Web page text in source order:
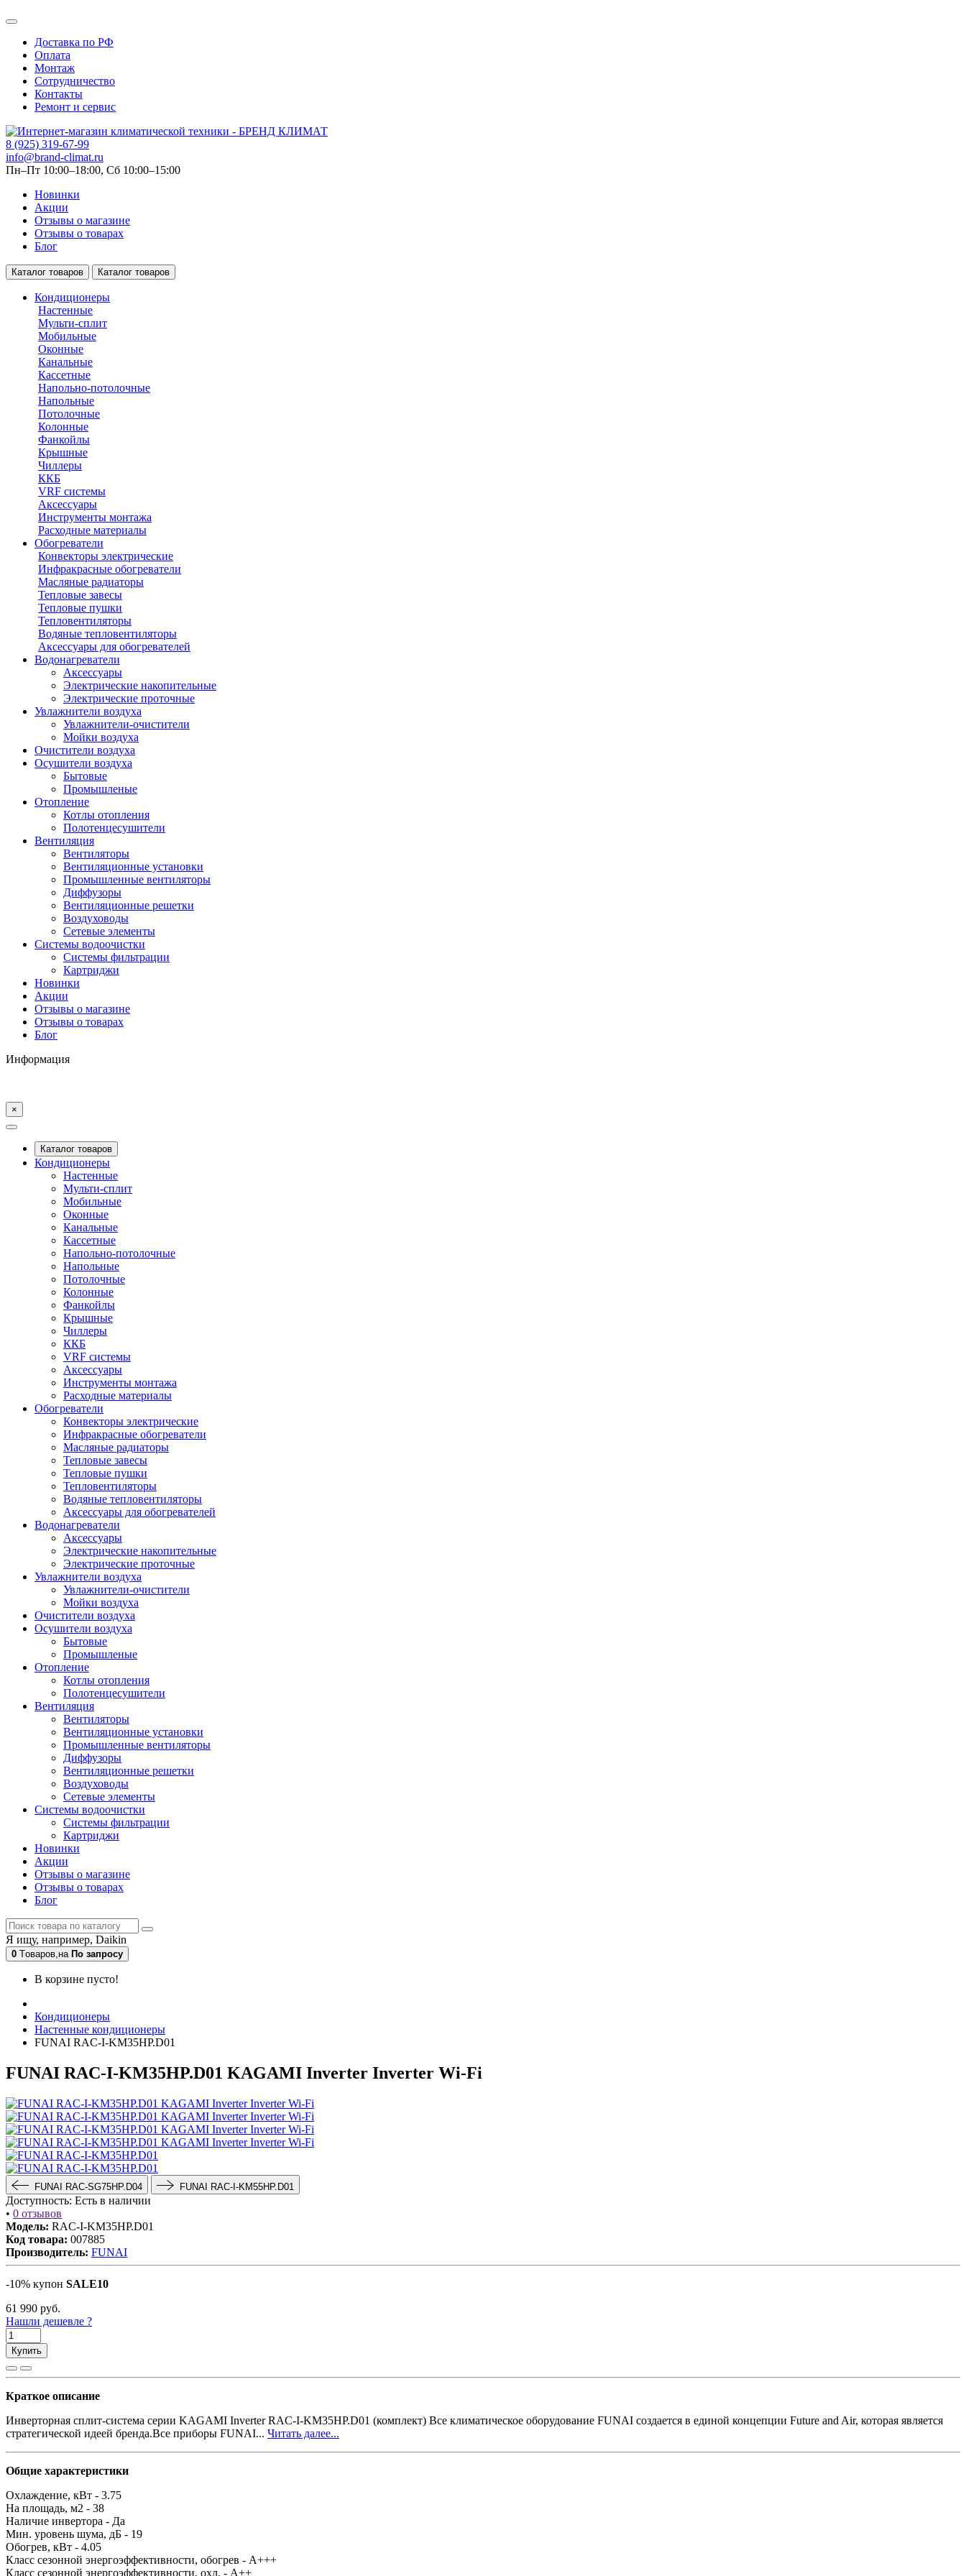
Доставка по РФ
Оплата
Монтаж
Сотрудничество
Контакты
Ремонт и сервис
8 (925) 319-67-99
info@brand-climat.ru
Пн–Пт 10:00–18:00, Сб 10:00–15:00
Новинки
Акции
Отзывы о магазине
Отзывы о товарах
Блог
Каталог товаров Каталог товаров
Кондиционеры
Настенные
Мульти-сплит
Мобильные
Оконные
Канальные
Кассетные
Напольно-потолочные
Напольные
Потолочные
Колонные
Фанкойлы
Крышные
Чиллеры
ККБ
VRF системы
Аксессуары
Инструменты монтажа
Расходные материалы
Обогреватели
Конвекторы электрические
Инфракрасные обогреватели
Масляные радиаторы
Тепловые завесы
Тепловые пушки
Тепловентиляторы
Водяные тепловентиляторы
Аксессуары для обогревателей
Водонагреватели
Аксессуары
Электрические накопительные
Электрические проточные
Увлажнители воздуха
Увлажнители-очистители
Мойки воздуха
Очистители воздуха
Осушители воздуха
Бытовые
Промышленые
Отопление
Котлы отопления
Полотенцесушители
Вентиляция
Вентиляторы
Вентиляционные установки
Промышленные вентиляторы
Диффузоры
Вентиляционные решетки
Воздуховоды
Сетевые элементы
Системы водоочистки
Системы фильтрации
Картриджи
Новинки
Акции
Отзывы о магазине
Отзывы о товарах
Блог
Информация
×
Каталог товаров
Кондиционеры
Настенные
Мульти-сплит
Мобильные
Оконные
Канальные
Кассетные
Напольно-потолочные
Напольные
Потолочные
Колонные
Фанкойлы
Крышные
Чиллеры
ККБ
VRF системы
Аксессуары
Инструменты монтажа
Расходные материалы
Обогреватели
Конвекторы электрические
Инфракрасные обогреватели
Масляные радиаторы
Тепловые завесы
Тепловые пушки
Тепловентиляторы
Водяные тепловентиляторы
Аксессуары для обогревателей
Водонагреватели
Аксессуары
Электрические накопительные
Электрические проточные
Увлажнители воздуха
Увлажнители-очистители
Мойки воздуха
Очистители воздуха
Осушители воздуха
Бытовые
Промышленые
Отопление
Котлы отопления
Полотенцесушители
Вентиляция
Вентиляторы
Вентиляционные установки
Промышленные вентиляторы
Диффузоры
Вентиляционные решетки
Воздуховоды
Сетевые элементы
Системы водоочистки
Системы фильтрации
Картриджи
Новинки
Акции
Отзывы о магазине
Отзывы о товарах
Блог
Я ищу, например, Daikin
0 Tоваров,на По запросу
В корзине пусто!
Кондиционеры
Настенные кондиционеры
FUNAI RAC-I-KM35HP.D01
FUNAI RAC-I-KM35HP.D01 KAGAMI Inverter Inverter Wi-Fi
FUNAI RAC-SG75HP.D04 FUNAI RAC-I-KM55HP.D01
Доступность: Есть в наличии
• 0 отзывов
Модель: RAC-I-KM35HP.D01
Код товара: 007885
Производитель: FUNAI
-10% купон SALE10
61 990 руб.
Нашли дешевле ?
Купить
Краткое описание
Инверторная сплит-система серии KAGAMI Inverter RAC-I-KM35HP.D01 (комплект) Все климатическое оборудование FUNAI создается в единой концепции Future and Air, которая является
стратегической идеей бренда.Все приборы FUNAI... Читать далее...
Общие характеристики
Охлаждение, кВт - 3.75
На площадь, м2 - 38
Наличие инвертора - Да
Мин. уровень шума, дБ - 19
Обогрев, кВт - 4.05
Класс сезонной энергоэффективности, обогрев - A+++
Класс сезонной энергоэффективности, охл. - A++